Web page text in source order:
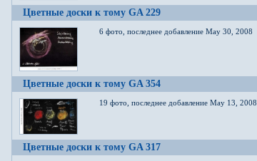
Цветные доски к тому GA 229
6 фото, последнее добавление May 30, 2008
Цветные доски к тому GA 354
19 фото, последнее добавление May 13, 2008
Цветные доски к тому GA 317